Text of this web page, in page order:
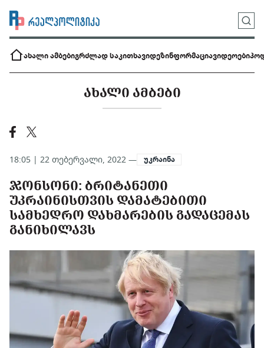
ახალი ამბებიგრძლად საკითხავიდეზინფორმაციავიდეოები
ᲐᲮᲐᲚᲘ ᲐᲛᲑᲔᲑᲘ
18:05 | 22 თებერვალი, 2022 — უკრაინა
ᲯᲝᲜᲡᲝᲜᲘ: ᲑᲠᲘᲢᲐᲜᲔᲗᲘ
ᲣᲙᲠᲐᲘᲜᲘᲡᲗᲕᲘᲡ ᲓᲐᲛᲐᲢᲔᲑᲘᲗᲘ
ᲡᲐᲛᲮᲔᲓᲠᲝ ᲓᲐᲮᲛᲐᲠᲔᲑᲘᲡ ᲒᲐᲓᲐᲪᲔᲛᲐᲡ
ᲒᲐᲜᲘᲮᲘᲚᲐᲕᲡ